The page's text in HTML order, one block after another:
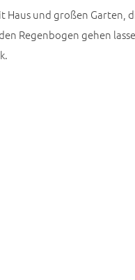
und großen Garten,
Regenbogen gehen